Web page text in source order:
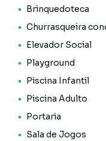
• Pet place
• Piscina infantil
• Playground
• Portaria
• Salão de festas
• Segurança
• Status: Em construção
• Finalidade: Residencial
Brinquedoteca
Churrasqueira
Elevador Social
Playground
Piscina Infantil
Piscina Adulto
Portaria
Sala de Jogos